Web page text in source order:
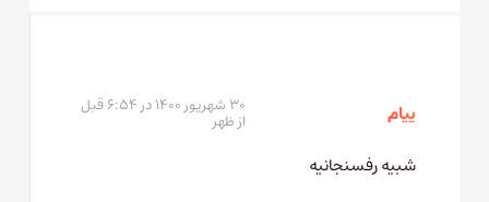
پیام ۳۰ شهریور ۱۴۰۰ در ۶:۵۴ قبل
از ظهر
شبیه رفسنجانیه